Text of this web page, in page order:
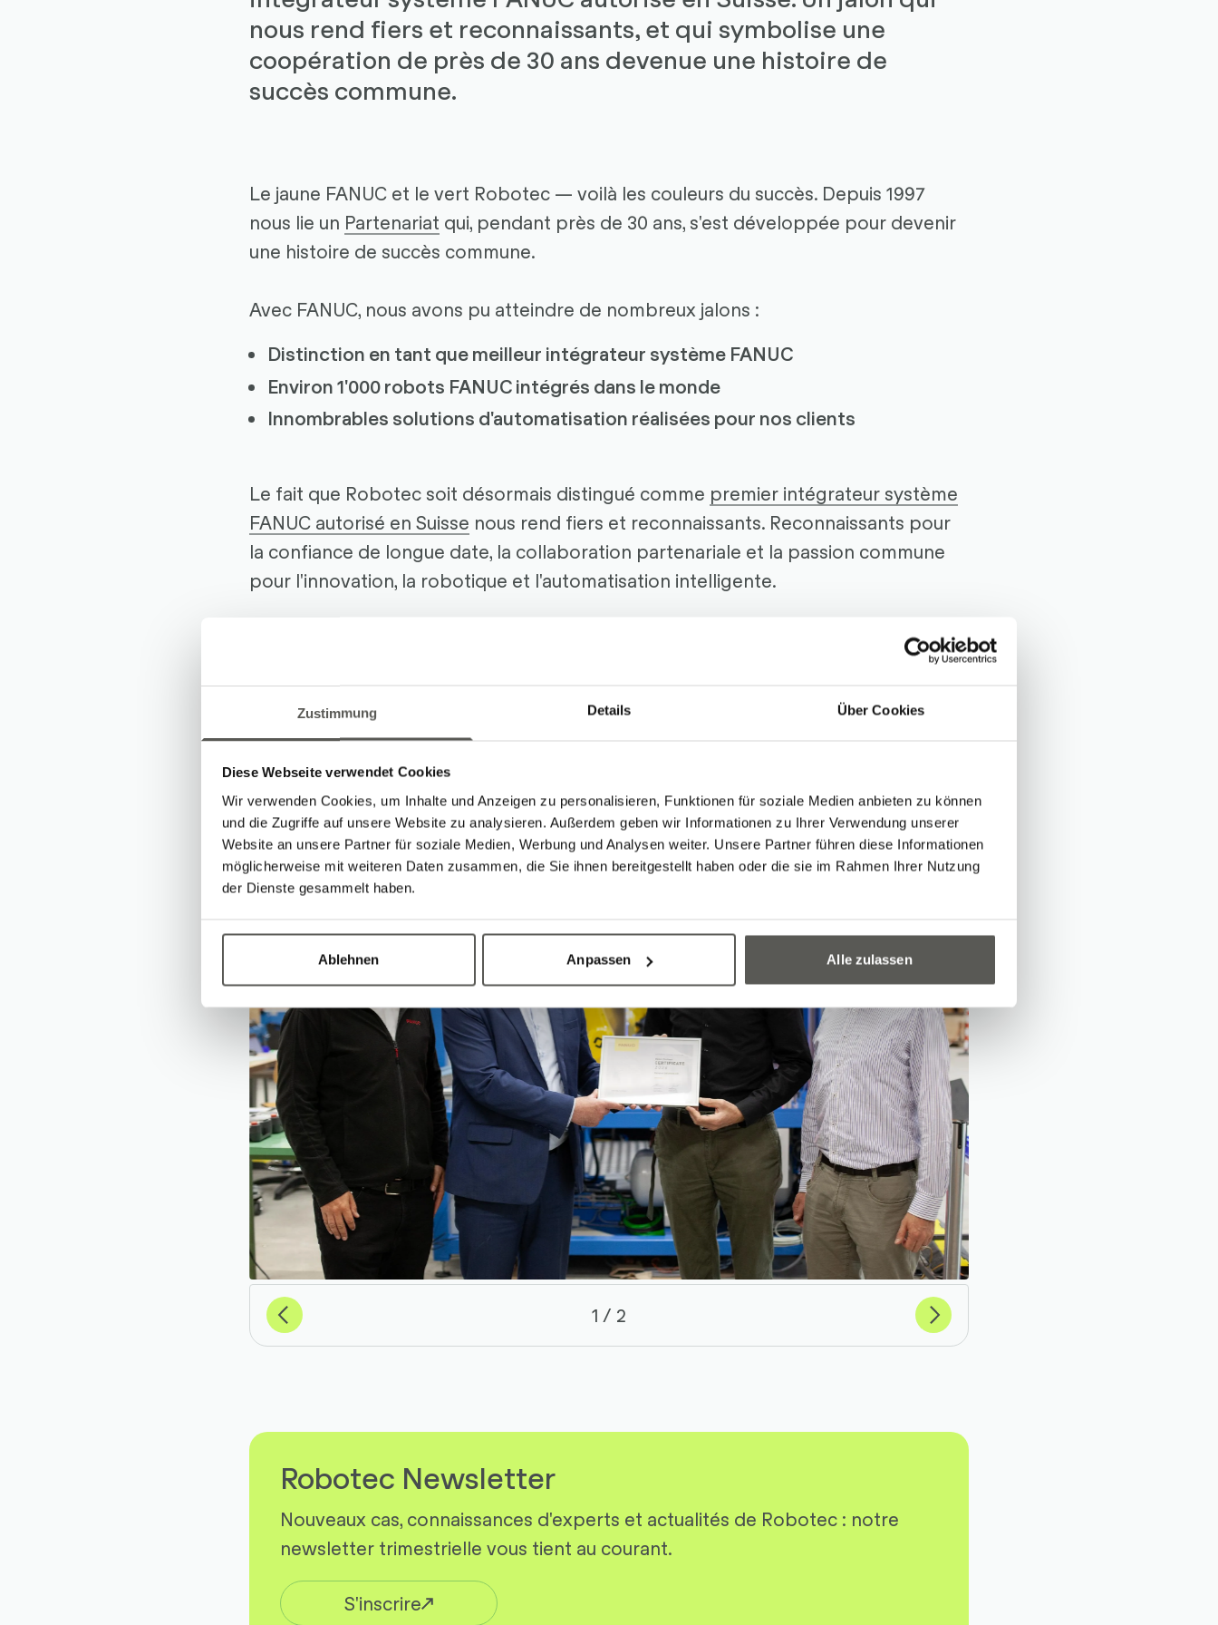
Zustimmung Details Über Cookies
Diese Webseite verwendet Cookies
Wir verwenden Cookies, um Inhalte und Anzeigen zu personalisieren, Funktionen für soziale Medien anbieten zu können
und die Zugriffe auf unsere Website zu analysieren. Außerdem geben wir Informationen zu Ihrer Verwendung unserer
Website an unsere Partner für soziale Medien, Werbung und Analysen weiter. Unsere Partner führen diese Informationen
möglicherweise mit weiteren Daten zusammen, die Sie ihnen bereitgestellt haben oder die sie im Rahmen Ihrer Nutzung
der Dienste gesammelt haben.
Ablehnen Anpassen Alle zulassen
nous rend fiers et reconnaissants, et qui symbolise une
coopération de près de 30 ans devenue une histoire de
succès commune.
Le jaune FANUC et le vert Robotec — voilà les couleurs du succès. Depuis 1997
nous lie un Partenariat qui, pendant près de 30 ans, s'est développée pour devenir
une histoire de succès commune.
Avec FANUC, nous avons pu atteindre de nombreux jalons :
Distinction en tant que meilleur intégrateur système FANUC
Environ 1'000 robots FANUC intégrés dans le monde
Innombrables solutions d'automatisation réalisées pour nos clients
Le fait que Robotec soit désormais distingué comme premier intégrateur système
FANUC autorisé en Suisse nous rend fiers et reconnaissants. Reconnaissants pour
la confiance de longue date, la collaboration partenariale et la passion commune
pour l'innovation, la robotique et l'automatisation intelligente.
Un grand merci donc aux équipes de FANUC Switzerland et de FANUC Europe ainsi
Previous 1 sur
2 Suivant
Robotec Newsletter
Nouveaux cas, connaissances d'experts et actualités de Robotec : notre
newsletter trimestrielle vous tient au courant.
S'inscrire